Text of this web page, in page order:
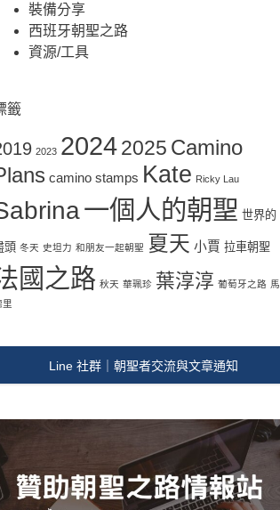
裝備分享
西班牙朝聖之路
資源/工具
籤
2023 20242025 Camino
camino stamps Kate Ricky Lau
一個人的朝聖 世界的
頭 冬天 史坦力 和朋友一起朝聖 夏天 小賈 拉車朝聖
國之路 秋天 華珮珍 葉淳淳 葡萄牙之路 馬
里
Line 社群｜朝聖者交流與文章通知